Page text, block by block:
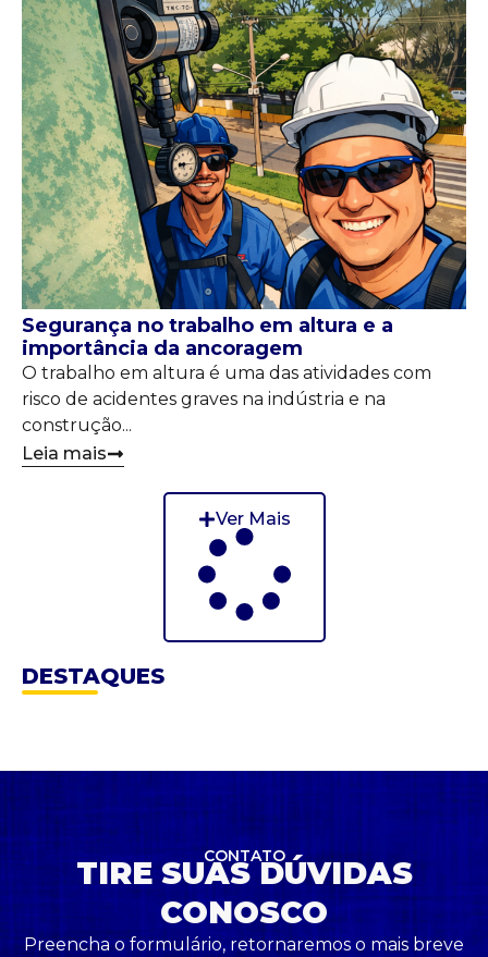
Segurança no trabalho em altura e a
importância da ancoragem
O trabalho em altura é uma das atividades com
risco de acidentes graves na indústria e na
construção...
Leia mais
Ver Mais
DESTAQUES
CONTATO
TIRE SUAS DÚVIDAS
CONOSCO
Preencha o formulário, retornaremos o mais breve